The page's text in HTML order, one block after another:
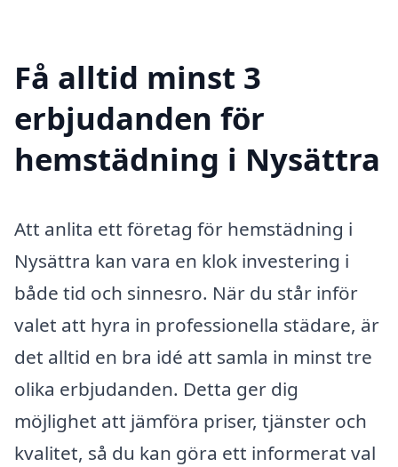
Få alltid minst 3
erbjudanden för
hemstädning i Nysättra
Att anlita ett företag för hemstädning i
Nysättra kan vara en klok investering i
både tid och sinnesro. När du står inför
valet att hyra in professionella städare, är
det alltid en bra idé att samla in minst tre
olika erbjudanden. Detta ger dig
möjlighet att jämföra priser, tjänster och
kvalitet, så du kan göra ett informerat val